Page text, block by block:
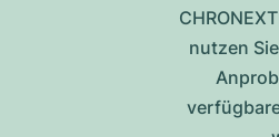
nutzen